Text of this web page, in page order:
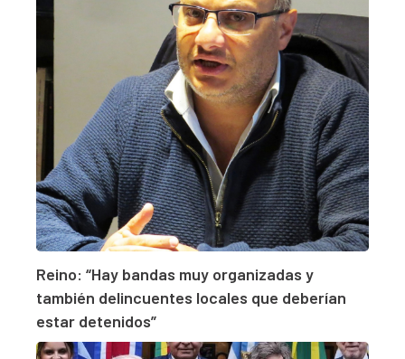
Reino: “Hay bandas muy organizadas y
también delincuentes locales que deberían
estar detenidos”